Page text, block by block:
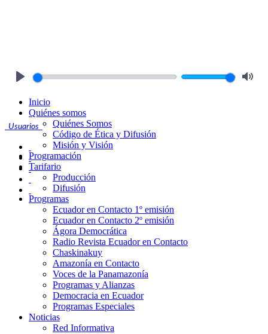
Usuarios
Inicio
Quiénes somos
Quiénes Somos
Código de Ética y Difusión
Misión y Visión
Programación
Tarifario
Producción
Difusión
Programas
Ecuador en Contacto 1º emisión
Ecuador en Contacto 2º emisión
Ágora Democrática
Radio Revista Ecuador en Contacto
Chaskinakuy
Amazonía en Contacto
Voces de la Panamazonía
Programas y Alianzas
Democracia en Ecuador
Programas Especiales
Noticias
Red Informativa